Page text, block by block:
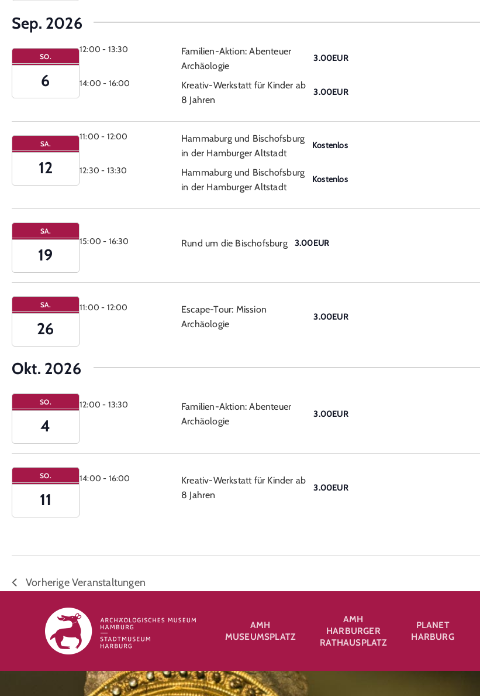
Sep. 2026
SO.
6
12:00 - 13:30
Familien-Aktion: Abenteuer
Archäologie
3.00EUR
14:00 - 16:00
Kreativ-Werkstatt für Kinder ab
8 Jahren
3.00EUR
SA.
12
11:00 - 12:00
Hammaburg und Bischofsburg
in der Hamburger Altstadt
Kostenlos
12:30 - 13:30
Hammaburg und Bischofsburg
in der Hamburger Altstadt
Kostenlos
SA.
19
15:00 - 16:30 Rund um die Bischofsburg 3.00EUR
SA.
26
11:00 - 12:00
Escape-Tour: Mission
Archäologie
3.00EUR
Okt. 2026
SO.
4
12:00 - 13:30
Familien-Aktion: Abenteuer
Archäologie
3.00EUR
SO.
11
14:00 - 16:00
Kreativ-Werkstatt für Kinder ab
8 Jahren
3.00EUR
VorherigeVeranstaltungen
AMH
MUSEUMSPLATZ
AMH
HARBURGER
RATHAUSPLATZ
PLANET
HARBURG